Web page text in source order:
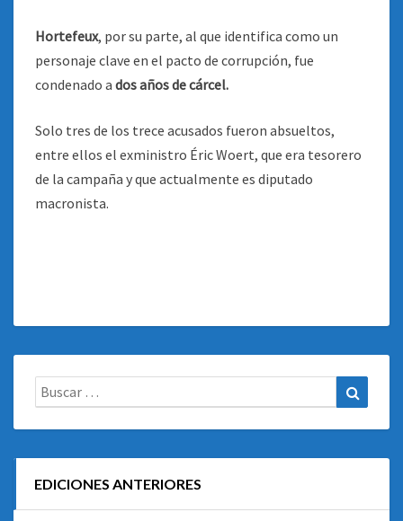
Hortefeux, por su parte, al que identifica como un
personaje clave en el pacto de corrupción, fue
condenado a dos años de cárcel.
Solo tres de los trece acusados fueron absueltos,
entre ellos el exministro Éric Woert, que era tesorero
de la campaña y que actualmente es diputado
macronista.
Buscar:
EDICIONES ANTERIORES